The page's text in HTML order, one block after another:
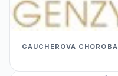
GAUCHEROVA CHOROBA